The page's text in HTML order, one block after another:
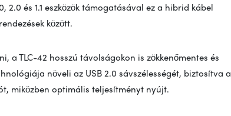
2.0 és 1.1 eszközök támogatásával ez a hibrid kábel
között.
a TLC-42 hosszú távolságokon is zökkenőmentes és
növeli az USB 2.0 sávszélességét, biztosítva a
miközben optimális teljesítményt nyújt.